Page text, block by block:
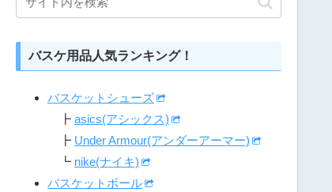
バスケ用品人気ランキング！
バスケットシューズ
┣ asics(アシックス)
┣ Under Armour(アンダーアーマー)
┗ nike(ナイキ)
バスケットボール